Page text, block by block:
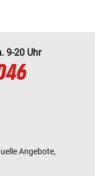
9-20 Uhr
Angebote,